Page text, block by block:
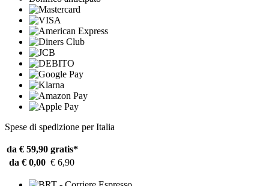
Spese di spedizione per Italia
da € 59,90 gratis*
da € 0,00 € 6,90